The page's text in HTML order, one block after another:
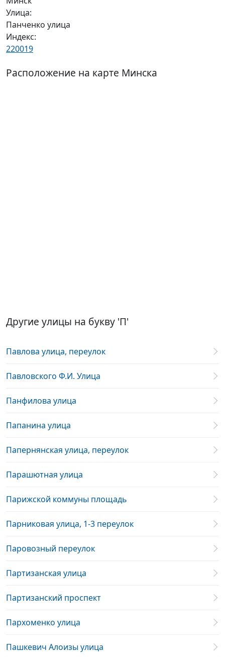
Улица:
Панченко улица
Индекс:
220019
Расположение на карте Минска
Другие улицы на букву 'П'
Павлова улица, переулок
Павловского Ф.И. Улица
Панфилова улица
Папанина улица
Папернянская улица, переулок
Парашютная улица
Парижской коммуны площадь
Парниковая улица, 1-3 переулок
Паровозный переулок
Партизанская улица
Партизанский проспект
Пархоменко улица
Пашкевич Алоизы улица